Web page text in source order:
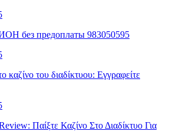
без предоплаты 983050595
καζίνο του διαδίκτυου: Εγγραφείτε
Παίξτε Καζίνο Στο Διαδίκτυο Για